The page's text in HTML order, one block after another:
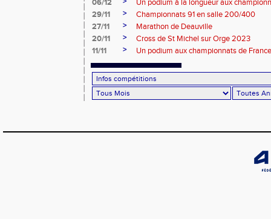
06/12
Un podium à la longueur aux
29/11
>
Championnats 91 en salle 200/400
27/11
>
Marathon de Deauville
20/11
>
Cross de St Michel sur Orge 2023
11/11
> Un podium aux championnats de